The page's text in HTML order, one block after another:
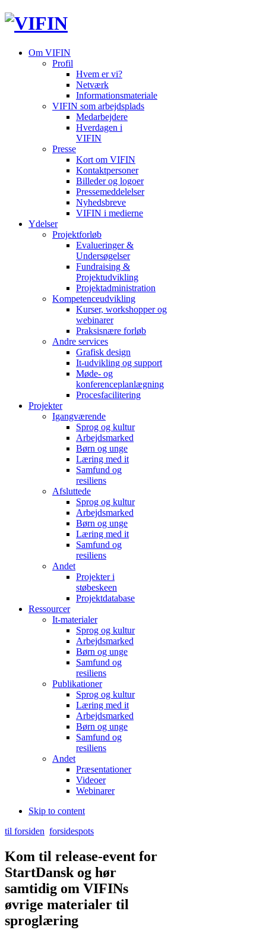
Om VIFIN
Profil
Hvem er vi?
Netværk
Informationsmateriale
VIFIN som arbejdsplads
Medarbejdere
Hverdagen i
VIFIN
Presse
Kort om VIFIN
Kontaktpersoner
Billeder og logoer
Pressemeddelelser
Nyhedsbreve
VIFIN i medierne
Ydelser
Projektforløb
Evalueringer &
Undersøgelser
Fundraising &
Projektudvikling
Projektadministration
Kompetenceudvikling
Kurser, workshopper og
webinarer
Praksisnære forløb
Andre services
Grafisk design
It-udvikling og support
Møde- og
konferenceplanlægning
Procesfacilitering
Projekter
Igangværende
Sprog og kultur
Arbejdsmarked
Børn og unge
Læring med it
Samfund og
resiliens
Afsluttede
Sprog og kultur
Arbejdsmarked
Børn og unge
Læring med it
Samfund og
resiliens
Andet
Projekter i
støbeskeen
Projektdatabase
Ressourcer
It-materialer
Sprog og kultur
Arbejdsmarked
Børn og unge
Samfund og
resiliens
Publikationer
Sprog og kultur
Læring med it
Arbejdsmarked
Børn og unge
Samfund og
resiliens
Andet
Præsentationer
Videoer
Webinarer
Skip to content
til forsiden forsidespots
Kom til release-event for
StartDansk og hør
samtidig om VIFINs
øvrige materialer til
sproglæring